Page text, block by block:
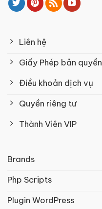
Liên hệ
Giấy Phép bản quyền
Điều khoản dịch vụ
Quyền riêng tư
Thành Viên VIP
Brands
Php Scripts
Plugin WordPress